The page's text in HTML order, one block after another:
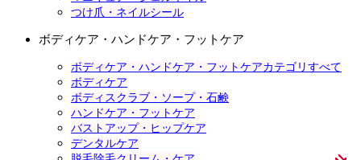
つけ爪・ネイルシール
ボディケア・ハンドケア・フットケア
ボディケア・ハンドケア・フットケアカテゴリすべて
ボディケア
ボディスクラブ・ソープ・石鹸
ハンドケア・フットケア
バストアップ・ヒップケア
デンタルケア